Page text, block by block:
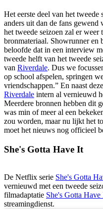
Het eerste deel van het tweede
anders uit dan de fans gewend
het tweede seizoen zal er weer
bronmateriaal. Showrunner en
beloofde dat in een interview
tweede helft van het tweede
van Riverdale. Dus we
op school afspelen, springen
vriendschappen.” En naast
Riverdale intern al vernieuwd
Meerdere bronnen hebben dit
was min of meer al een
zou worden, maar nu lijkt het
moet het nieuws nog officieel
She's Gotta Have It
De Netflix serie She's Gotta
vernieuwd met een tweede
filmadaptatie She's Gotta Have
streamingdienst.